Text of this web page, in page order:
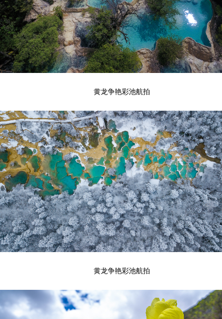
黄龙争艳彩池航拍
黄龙争艳彩池航拍